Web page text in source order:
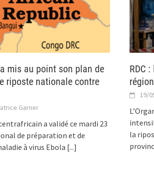
mis au point son plan de
riposte nationale contre
Garner
a validé ce mardi 23
de préparation et de
à virus Ebola [...]
RDC
19/
la